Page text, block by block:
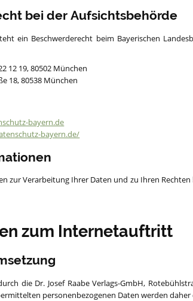
bei der Aufsichtsbehörde
ein Beschwerderecht beim Bayerischen
12 19, 80502 München
18, 80538 München
bayern.de
bayern.de/
zur Verarbeitung Ihrer Daten und zu Ihren
zum Internetauftritt
die Dr. Josef Raabe Verlags-GmbH,
personenbezogenen Daten werden